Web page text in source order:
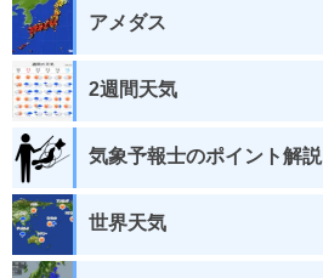
アメダス
2週間天気
気象予報士のポイント解説
世界天気